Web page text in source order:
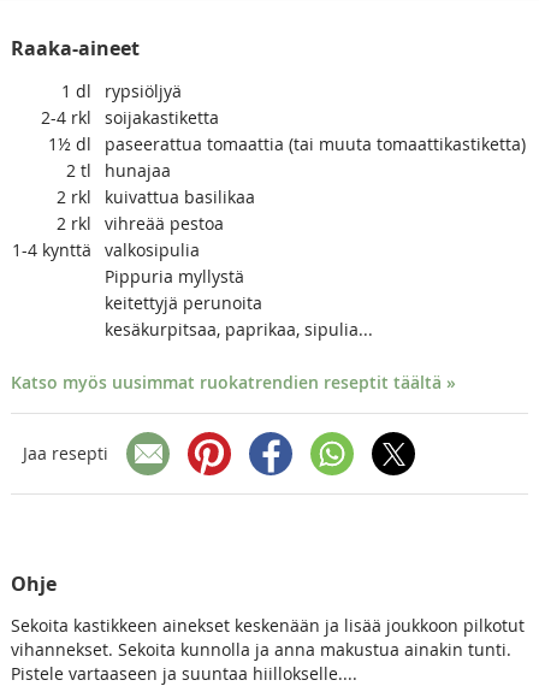
Raaka-aineet
1 dl
rypsiöljyä
2-4 rkl
soijakastiketta
1½ dl
paseerattua tomaattia (tai muuta tomaattikastiketta)
2 tl
hunajaa
2 rkl
kuivattua basilikaa
2 rkl
vihreää pestoa
1-4 kynttä
valkosipulia
Pippuria myllystä
keitettyjä perunoita
kesäkurpitsaa, paprikaa, sipulia...
Katso myös uusimmat ruokatrendien reseptit täältä »
Jaa resepti
Ohje
Sekoita kastikkeen ainekset keskenään ja lisää joukkoon pilkotut
vihannekset. Sekoita kunnolla ja anna makustua ainakin tunti.
Pistele vartaaseen ja suuntaa hiillokselle....